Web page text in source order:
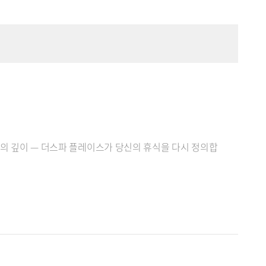
깊이 — 더스파 플레이스가 당신의 휴식을 다시 정의합